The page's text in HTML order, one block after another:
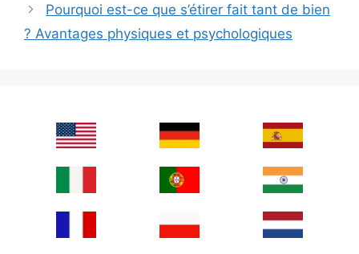
Pourquoi est-ce que s’étirer fait tant de bien
? Avantages physiques et psychologiques